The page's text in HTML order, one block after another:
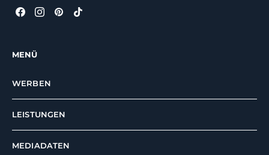
MENÜ
WERBEN
LEISTUNGEN
MEDIADATEN